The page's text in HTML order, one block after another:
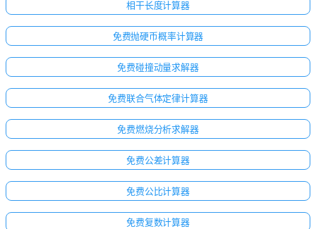
相干长度计算器
免费抛硬币概率计算器
免费碰撞动量求解器
免费联合气体定律计算器
免费燃烧分析求解器
免费公差计算器
免费公比计算器
免费复数计算器